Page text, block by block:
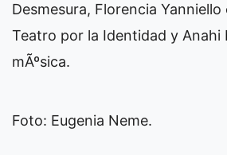
Desmesura, Florencia
Teatro por la Identidad y Anahi
mÃºsica.
Foto: Eugenia Neme.